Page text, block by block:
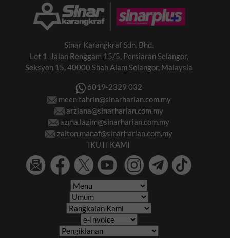
Sinar Karangkraf Sdn. Bhd.
Lot 1, Jalan Renggam 15/5, Persiaran Selangor,
Seksyen 15, 40000 Shah Alam Selangor, Malaysia
6019-2329 032
meen.tahrin@sinarharian.com.my
arziana@sinarharian.com.my
azma.lazim@sinarharian.com.my
zaiton.manaf@sinarharian.com.my
IKUTI KAMI